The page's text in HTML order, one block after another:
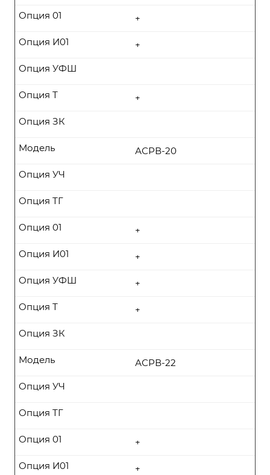
+
Опция 01
+
Опция И01
Опция УФШ
+
Опция Т
Опция ЗК
АСРВ-20
Модель
Опция УЧ
Опция ТГ
+
Опция 01
+
Опция И01
+
Опция УФШ
+
Опция Т
Опция ЗК
АСРВ-22
Модель
Опция УЧ
Опция ТГ
+
Опция 01
+
Опция И01